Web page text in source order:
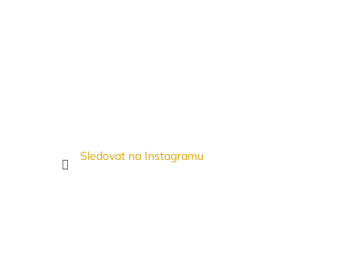
Sledovat na Instagramu